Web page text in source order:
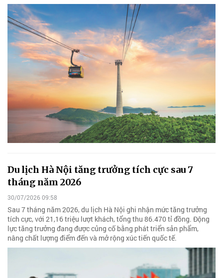
Du lịch Hà Nội tăng trưởng tích cực sau 7
tháng năm 2026
30/07/2026 09:58
Sau 7 tháng năm 2026, du lịch Hà Nội ghi nhận mức tăng trưởng
tích cực, với 21,16 triệu lượt khách, tổng thu 86.470 tỉ đồng. Động
lực tăng trưởng đang được củng cố bằng phát triển sản phẩm,
nâng chất lượng điểm đến và mở rộng xúc tiến quốc tế.